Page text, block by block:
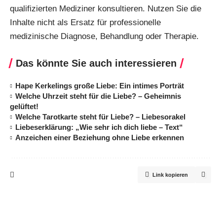
qualifizierten Mediziner konsultieren. Nutzen Sie die
Inhalte nicht als Ersatz für professionelle
medizinische Diagnose, Behandlung oder Therapie.
Das könnte Sie auch interessieren
Hape Kerkelings große Liebe: Ein intimes Porträt
Welche Uhrzeit steht für die Liebe? – Geheimnis
gelüftet!
Welche Tarotkarte steht für Liebe? – Liebesorakel
Liebeserklärung: „Wie sehr ich dich liebe – Text“
Anzeichen einer Beziehung ohne Liebe erkennen
Link kopieren